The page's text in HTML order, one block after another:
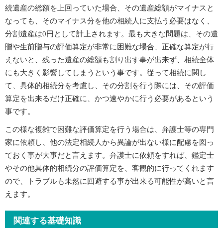
続遺産の総額を上回っていた場合、その遺産総額がマイナスと
なっても、そのマイナス分を他の相続人に支払う必要はなく、
分割遺産は0円として計上されます。最も大きな問題は、その遺
贈や生前贈与の評価算定が非常に困難な場合、正確な算定が行
えないと、残った遺産の総額も割り出す事が出来ず、相続全体
にも大きく影響してしまうという事です。従って相続に関し
て、具体的相続分を考慮し、その分割を行う際には、その評価
算定を出来るだけ正確に、かつ速やかに行う必要があるという
事です。
この様な複雑で困難な評価算定を行う場合は、弁護士等の専門
家に依頼し、他の法定相続人から異論が出ない様に配慮を図っ
ておく事が大事だと言えます。弁護士に依頼をすれば、鑑定士
やその他具体的相続分の評価算定を、客観的に行ってくれます
ので、トラブルも未然に回避する事が出来る可能性が高いと言
えます。
関連する基礎知識